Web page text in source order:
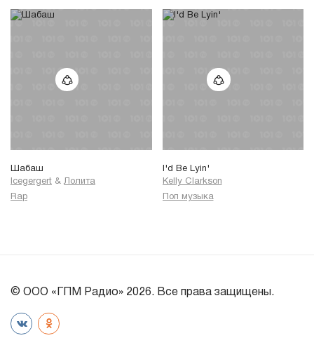
Шабаш
Icegergert & Лолита
Rap
I'd Be Lyin'
Kelly Clarkson
Поп музыка
© ООО «ГПМ Радио» 2026. Все права защищены.